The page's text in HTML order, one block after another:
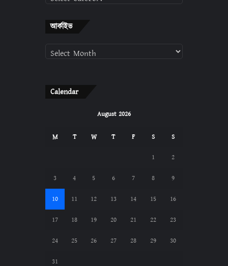
আর্কাইভ
Calendar
August 2026
M T W T F S S
1 2
3 4 5 6 7 8 9
10 11 12 13 14 15 16
17 18 19 20 21 22 23
24 25 26 27 28 29 30
31